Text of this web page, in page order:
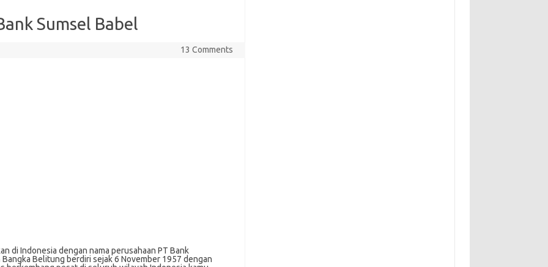
Sumsel Babel
13 Comments
di Indonesia dengan nama perusahaan PT Bank
Belitung berdiri sejak 6 November 1957 dengan